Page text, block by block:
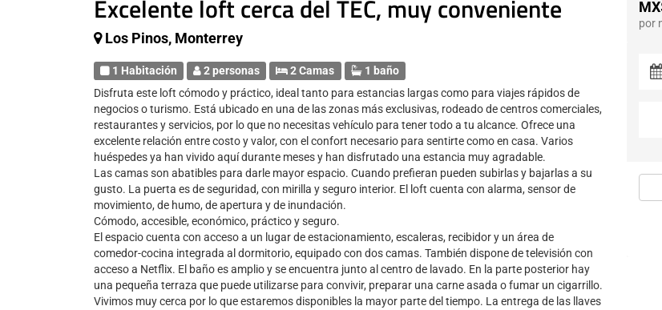
Excelente loft cerca del TEC, muy conveniente
Los Pinos, Monterrey
1 Habitación 2 personas 2 Camas
1 baño
Disfruta este loft cómodo y práctico, ideal tanto para estancias largas como para viajes rápidos de
negocios o turismo. Está ubicado en una de las zonas más exclusivas, rodeado de centros comerciales,
restaurantes y servicios, por lo que no necesitas vehículo para tener todo a tu alcance. Ofrece una
excelente relación entre costo y valor, con el confort necesario para sentirte como en casa. Varios
huéspedes ya han vivido aquí durante meses y han disfrutado una estancia muy agradable.
Las camas son abatibles para darle mayor espacio. Cuando prefieran pueden subirlas y bajarlas a su
gusto. La puerta es de seguridad, con mirilla y seguro interior. El loft cuenta con alarma, sensor de
movimiento, de humo, de apertura y de inundación.
Cómodo, accesible, económico, práctico y seguro.
El espacio cuenta con acceso a un lugar de estacionamiento, escaleras, recibidor y un área de
comedor-cocina integrada al dormitorio, equipado con dos camas. También dispone de televisión con
acceso a Netflix. El baño es amplio y se encuentra junto al centro de lavado. En la parte posterior hay
una pequeña terraza que puede utilizarse para convivir, preparar una carne asada o fumar un cigarrillo.
Vivimos muy cerca por lo que estaremos disponibles la mayor parte del tiempo. La entrega de las llaves
por